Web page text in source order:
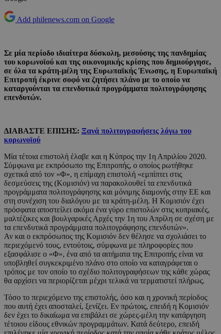
Add philenews.com on Google
Σε μία περίοδο ιδιαίτερα δύσκολη, μεσούσης της πανδημίας
του κορωνοϊού και της οικονομικής κρίσης που δημιούργησε,
σε όλα τα κράτη-μέλη της Ευρωπαϊκής Ένωσης, η Ευρωπαϊκή
Επιτροπή έκρινε σοφό να ζητήσει πλάνο με το οποίο να
καταργούνται τα επενδυτικά προγράμματα πολιτογράφησης
επενδυτών.
ΔΙΑΒΑΣΤΕ ΕΠΙΣΗΣ: Ξανά πολιτογραφήσεις λόγω του
κορωνοϊού
Μία τέτοια επιστολή έλαβε και η Κύπρος την 1η Απριλίου 2020.
Σύμφωνα με εκπρόσωπο της Επιτροπής, ο οποίος ρωτήθηκε
σχετικά από τον «Φ», η επίμαχη επιστολή «εμπίπτει στις
δεσμεύσεις της (Κομισιόν) να παρακολουθεί τα επενδυτικά
προγράμματα πολιτογράφησης και μόνιμης διαμονής στην ΕΕ και
στη συνέχιση του διαλόγου με τα κράτη-μέλη. Η Κομισιόν έχει
πρόσφατα αποστείλει ακόμα ένα γύρο επιστολών στις κυπριακές,
μαλτέζικες και βουλγαρικές Αρχές την 1η του Απρίλη σε σχέση με
τα επενδυτικά προγράμματα πολιτογράφησης επενδυτών».
Αν και ο εκπρόσωπος της Κομισιόν δεν θέλησε να σχολιάσει το
περιεχόμενό τους, εντούτοις, σύμφωνα με πληροφορίες που
εξασφάλισε ο «Φ», ένα από τα αιτήματα της Επιτροπής είναι να
υποβληθεί συγκεκριμένο πλάνο στο οποίο να καταγράφεται ο
τρόπος με τον οποίο το σχέδιο πολιτογραφήσεων της κάθε χώρας
θα αρχίσει να περιορίζεται μέχρι τελικά να τερματιστεί πλήρως.
Τόσο το περιεχόμενο της επιστολής, όσο και η χρονική περίοδος
που αυτή έχει αποσταλεί, ξενίζει. Εν πρώτοις, επειδή η Κομισιόν
δεν έχει το δικαίωμα να επιβάλει σε χώρες-μέλη την κατάργηση
τέτοιου είδους εθνικών προγραμμάτων. Κατά δεύτερο, επειδή